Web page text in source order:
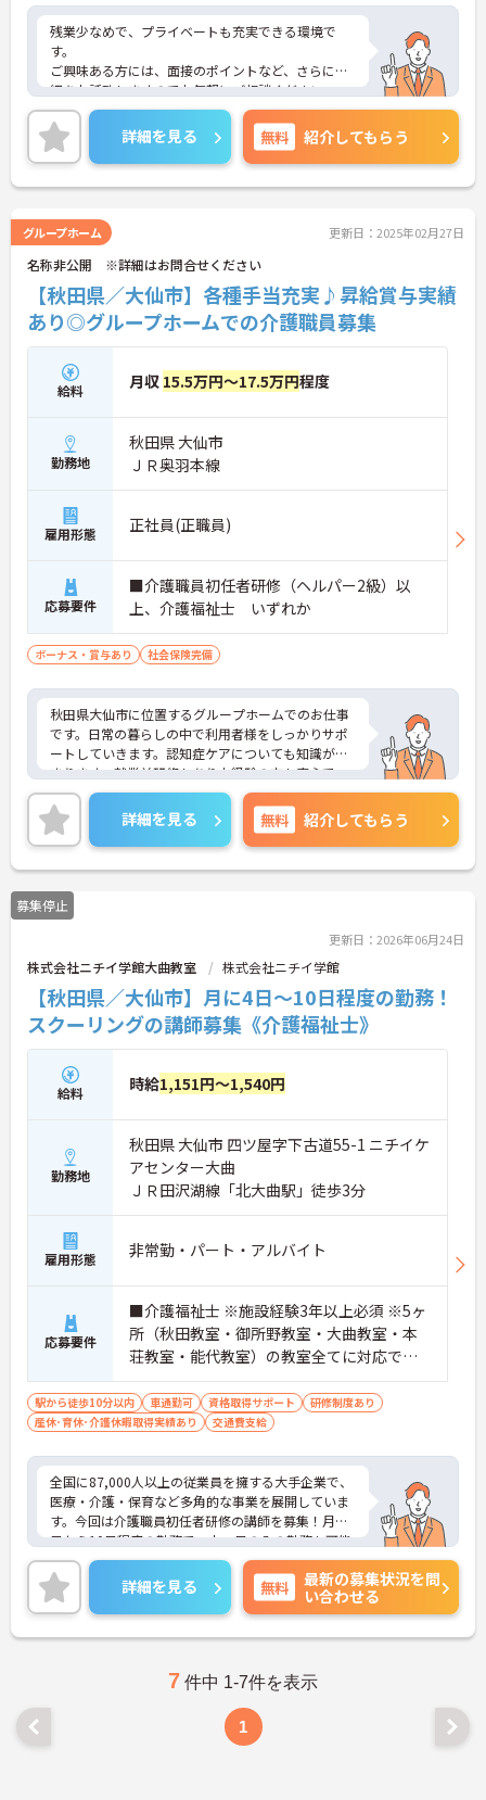
残業少なめで、プライベートも充実できる環境で
す。
ご興味ある方には、面接のポイントなど、さらに詳
細をお話致しますのでお気軽にご相談ください
詳細を見る 無料 紹介してもらう
グループホーム 更新日：2025年02月27日
名称非公開 ※詳細はお問合せください
【秋田県／大仙市】各種手当充実♪昇給賞与実績
あり◎グループホームでの介護職員募集
給料 月収 15.5万円～17.5万円程度
勤務地
秋田県 大仙市
ＪＲ奥羽本線
雇用形態 正社員(正職員)
応募要件
■介護職員初任者研修（ヘルパー2級）以
上、介護福祉士 いずれか
ボーナス・賞与あり 社会保険完備
秋田県大仙市に位置するグループホームでのお仕事
です。日常の暮らしの中で利用者様をしっかりサポ
ートしていきます。認知症ケアについても知識が深
まります。就業前研修もあり未経験の方も安心で
す。充実した手当も魅力です。ご興味のある方に
は、面接対策ポイントなど、さらに詳細をお話しい
たしますのでお気軽にご相談ください！
詳細を見る 無料 紹介してもらう
募集停止
更新日：2026年06月24日
株式会社ニチイ学館大曲教室 株式会社ニチイ学館
【秋田県／大仙市】月に4日～10日程度の勤務！
スクーリングの講師募集《介護福祉士》
給料 時給1,151円～1,540円
勤務地
秋田県 大仙市 四ツ屋字下古道55-1 ニチイケ
アセンター大曲
ＪＲ田沢湖線「北大曲駅」徒歩3分
雇用形態 非常勤・パート・アルバイト
応募要件
■介護福祉士 ※施設経験3年以上必須 ※5ヶ
所（秋田教室・御所野教室・大曲教室・本
荘教室・能代教室）の教室全てに対応でき
る方歓迎（応相談）
駅から徒歩10分以内 車通勤可 資格取得サポート
研修制度あり
産休･育休･介護休暇取得実績あり
交通費支給
全国に87,000人以上の従業員を擁する大手企業で、
医療・介護・保育など多角的な事業を展開していま
す。今回は介護職員初任者研修の講師を募集！月に4
日から10日程度の勤務で、土・日のみの勤務も可能
です。職場はアットホームで、経験豊富な仲間と共
に成長できる環境が整っています。資格とスキルを
活かしながら、新しいフィールドで地域社会に貢献
するチャンスです♪ご興味のある方には、面接対策
ポイントなど、さらに詳細をお話ししますのでお気
詳細を見る 無料
最新の募集状況を問
い合わせる
7 件中 1-7件を表示
1